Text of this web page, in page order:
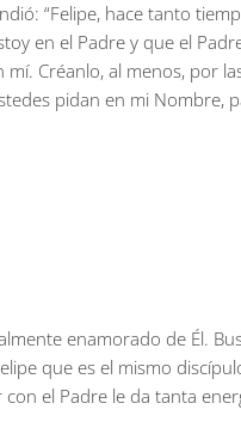
“Felipe, hace tanto
en el Padre y que el
Créanlo, al menos, por
pidan en mi
enamorado de Él.
que es el mismo
el Padre le da tanta